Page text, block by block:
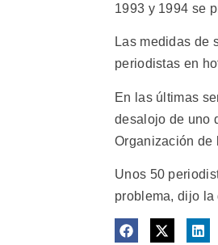
1993 y 1994 se
Las medidas de
periodistas en
En las últimas
desalojo de uno
Organización de
Unos 50
problema, dijo